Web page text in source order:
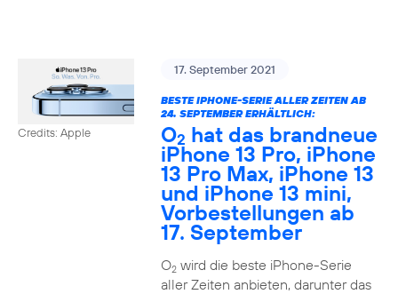
Credits: Apple
17. September 2021
BESTE IPHONE-SERIE ALLER ZEITEN AB
24. SEPTEMBER ERHÄLTLICH:
O2 hat das brandneue
iPhone 13 Pro, iPhone
13 Pro Max, iPhone 13
und iPhone 13 mini,
Vorbestellungen ab
17. September
O2wird die beste iPhone-Serie
aller Zeiten anbieten, darunter das